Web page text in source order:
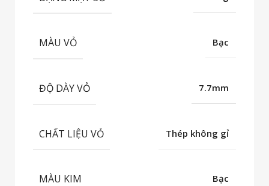
MÀU VỎ Bạc
ĐỘ DÀY VỎ 7.7mm
CHẤT LIỆU VỎ Thép không gỉ
MÀU KIM Bạc